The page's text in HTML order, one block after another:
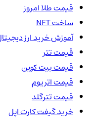
قیمت طلا امروز
ساخت NFT
آموزش خرید ارز دیجیتال
قیمت تتر
قیمت بیت کوین
قیمت اتریوم
قیمت تترگلد
خرید گیفت کارت اپل